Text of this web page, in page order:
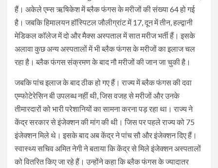
हैं। अकेले एम्स ऋषिकेश में ब्लैक फंगस के मरीजों की संख्या 64 हो गई
है। जबकि हिमालयन हॉस्पिटल जौलीग्रांट में 17, दून में तीन, हल्द्वानी
मेडिकल कॉलेज में दो और मैक्स अस्पताल में सात मरीज भर्ती हैं। इसके
अलावा कुछ अन्य अस्पतालों में भी ब्लैक फंगस के मरीजों का इलाज चल
रहा है। ब्लैक फंगस संक्रमण के बाद नौ मरीजों की जान जा चुकी है।
जबकि पांच इलाज के बाद ठीक हो गए हैं। राज्य में ब्लैक फंगस की दवा
एम्फोटेरेसिन बी उपलब्ध नहीं थी, जिस वजह से मरीजों और उनके
तीमारदारों को भारी परेशानियों का सामना करना पड़ रहा था। राज्य ने
केंद्र सरकार से इंजेक्शन की मांग की थी। जिस पर पहले राज्य को 75
इंजेक्शन मिले थे। इसके बाद अब केंद्र ने पांच सौ और इंजेक्शन दिए हैं।
स्वास्थ्य सचिव अमित नेगी ने बताया कि केंद्र से मिले इंजेक्शन अस्पतालों
को वितरित किए जा रहे हैं। उन्होंने कहा कि ब्लैक फंगस के ज्यादातर